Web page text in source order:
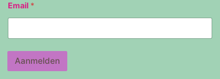
m
a
l
a
m
Email *
Aanmelden